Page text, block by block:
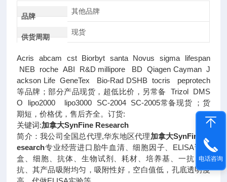
品牌
其他品牌
供货周期
现货
Acris abcam cst Biorbyt santa Novus sigma lifespan
NEB roche ABI R&D millipore BD Qiagen Cayman J
ackson Life GeneTex Bio-Rad DSHB tocris peprotech
等品牌；部分产品现货，超低比价，另常备 Trizol DMS
O lipo2000 lipo3000 SC-2004 SC-2005常备现货 ；货
期短，价格优，售后齐全。订货:
关键词:加拿大SynFine Research
简介：我公司全国总代理,华东地区代理加拿大SynFine R
esearch专业经营进口胎牛血清、细胞因子、ELISA试剂
盒、细胞、抗体、生物试剂、耗材、培养基、一抗、二
抗、其产品吸附均匀，吸附性好，空白值低，孔底透明度
电话咨询